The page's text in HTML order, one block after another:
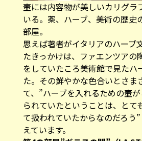
壷には内容物が美しいカリグラ
いる。薬、ハーブ、美術の歴史
部屋。
思えば著者がイタリアのハーブ
たきっかけは、ファエンツアの
をしていたころ美術館で見たハ
た。その鮮やかな色合いとさま
て、”ハーブを入れるための壷
られていたということは、とて
て扱われていたからなのだろう
えています。